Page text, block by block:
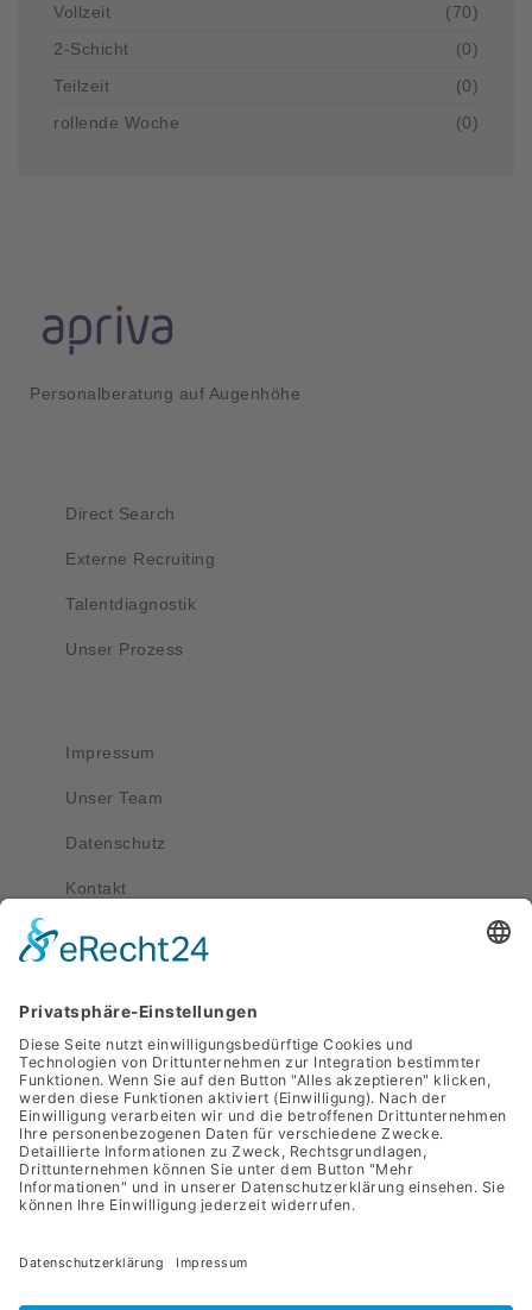
Vollzeit
(70)
2-Schicht
(0)
Teilzeit
(0)
rollende Woche
(0)
Personalberatung auf Augenhöhe
Direct Search
Externe Recruiting
Talentdiagnostik
Unser Prozess
Impressum
Unser Team
Datenschutz
Kontakt
Kontakt
0351 4189 3330
Adresse
Werdauer Str. 1-3
01069 Dresden